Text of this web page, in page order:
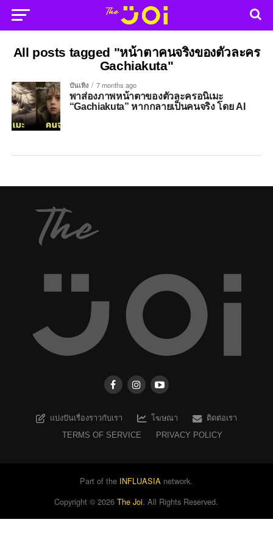
All posts tagged "หน้าตาคนจริงของตัวละคร
Gachiakuta"
บันเทิง 7 months ago
พาส่องภาพหน้าตาของตัวละครอนิเมะ
“Gachiakuta” หากกลายเป็นคนจริง โดย AI
แบ่งปันเรื่องราวกับเรา โฆษณา
ติดต่อเรา
TERMS OF SERVICE
PRIVACY POLICY
Part of the INFLUASIA network.
Copyright ©2026 The Joi. All Rights Reserved.